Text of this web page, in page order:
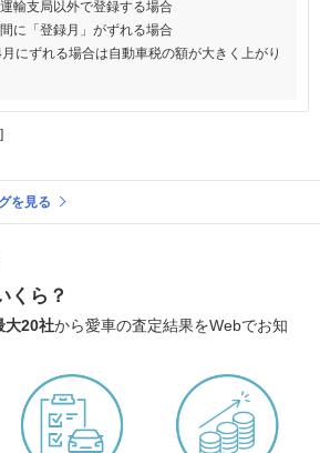
輸支局以外で登録する場合
に「登録月」がずれる場合
月にずれる場合は自動車税の額が大きく上がり
を見る
くら？
大20社から愛車の査定結果をWebでお知